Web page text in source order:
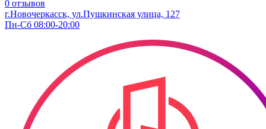
0 отзывов
г.Новочеркасск, ул.Пушкинская улица, 127
Пн-Сб 08:00-20:00